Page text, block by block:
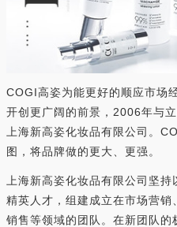
COGI高姿为能更好的顺应市场
开创更广阔的前景，2006年与
上海新高姿化妆品有限公司。
图，将品牌做的更大、更强。
上海新高姿化妆品有限公司坚
精英人才，组建成立在市场营
销售等领域的团队。在新团队